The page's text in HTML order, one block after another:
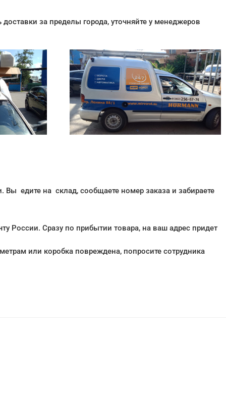
за пределы города, уточняйте у менеджеров
едите на склад, сообщаете номер заказа и забираете
России. Сразу по прибытии товара, на ваш адрес придет
или коробка повреждена, попросите сотрудника